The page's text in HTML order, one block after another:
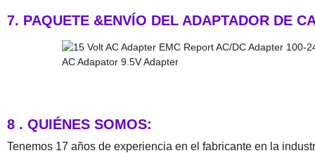
7. PAQUETE &ENVÍO DEL ADAPTADOR DE
8 . QUIÉNES SOMOS:
Tenemos 17 años de experiencia en el fabricante en la